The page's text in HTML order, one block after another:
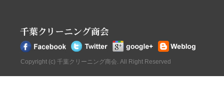
Copyright (c) 千葉クリーニング商会. All Right Reserved